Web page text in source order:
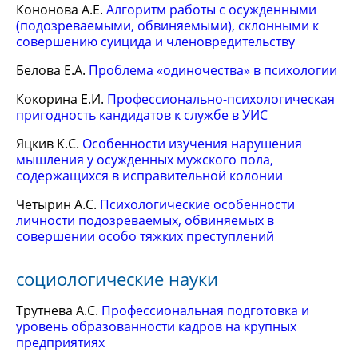
Кононова А.Е. Алгоритм работы с осужденными
(подозреваемыми, обвиняемыми), склонными к
совершению суицида и членовредительству
Белова Е.А. Проблема «одиночества» в психологии
Кокорина Е.И. Профессионально-психологическая
пригодность кандидатов к службе в УИС
Яцкив К.С. Особенности изучения нарушения
мышления у осужденных мужского пола,
содержащихся в исправительной колонии
Четырин А.С. Психологические особенности
личности подозреваемых, обвиняемых в
совершении особо тяжких преступлений
социологические науки
Трутнева А.С. Профессиональная подготовка и
уровень образованности кадров на крупных
предприятиях